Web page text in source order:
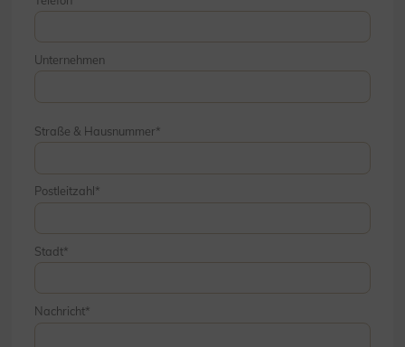
Unternehmen
Straße & Hausnummer
Postleitzahl
Stadt
Nachricht